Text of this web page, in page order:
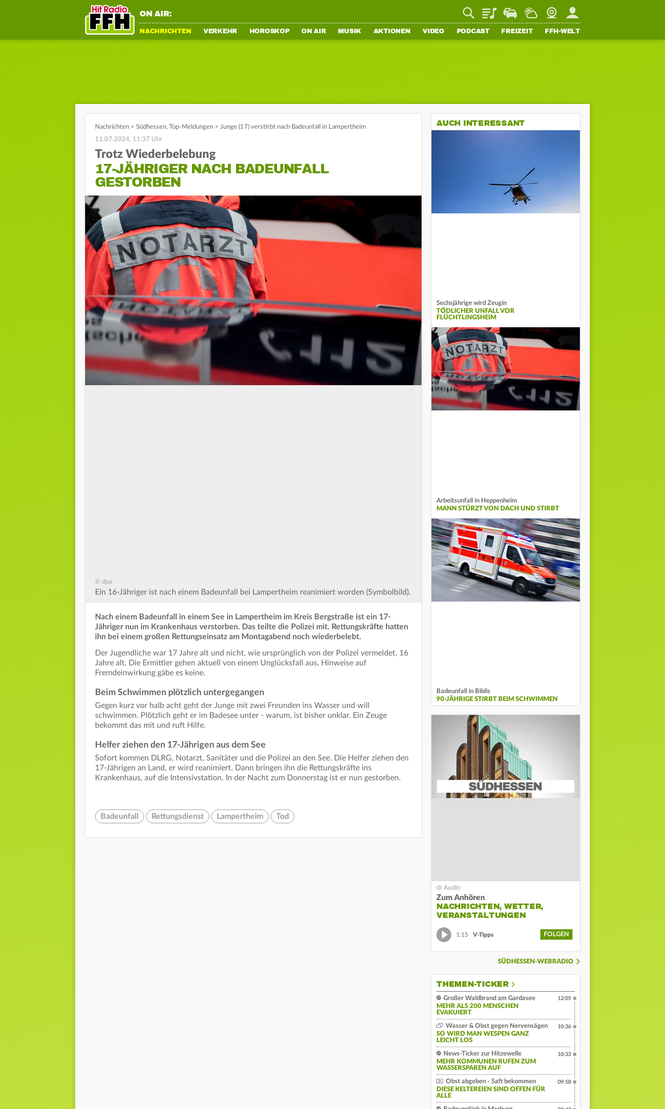
ON AIR: PlaylistStaupilotWetterWebcamMein FFH
NACHRICHTEN VERKEHR HOROSKOP ON AIR MUSIK AKTIONEN VIDEO PODCAST FREIZEIT FFH-WELT
Nachrichten > Südhessen, Top-Meldungen > Junge (17) verstirbt nach Badeunfall in Lampertheim
11.07.2024, 11:37 Uhr
Trotz Wiederbelebung
17-JÄHRIGER NACH BADEUNFALL
GESTORBEN
© dpa
Ein 16-Jähriger ist nach einem Badeunfall bei Lampertheim reanimiert worden (Symbolbild).
Nach einem Badeunfall in einem See in Lampertheim im Kreis Bergstraße ist ein 17-
Jähriger nun im Krankenhaus verstorben. Das teilte die Polizei mit. Rettungskräfte hatten
ihn bei einem großen Rettungseinsatz am Montagabend noch wiederbelebt.
Der Jugendliche war 17 Jahre alt und nicht, wie ursprünglich von der Polizei vermeldet, 16
Jahre alt. Die Ermittler gehen aktuell von einem Unglücksfall aus, Hinweise auf
Fremdeinwirkung gäbe es keine.
Beim Schwimmen plötzlich untergegangen
Gegen kurz vor halb acht geht der Junge mit zwei Freunden ins Wasser und will
schwimmen. Plötzlich geht er im Badesee unter - warum, ist bisher unklar. Ein Zeuge
bekommt das mit und ruft Hilfe.
Helfer ziehen den 17-Jährigen aus dem See
Sofort kommen DLRG, Notarzt, Sanitäter und die Polizei an den See. Die Helfer ziehen den
17-Jährigen an Land, er wird reanimiert. Dann bringen ihn die Rettungskräfte ins
Krankenhaus, auf die Intensivstation. In der Nacht zum Donnerstag ist er nun gestorben.
Badeunfall Rettungsdienst Lampertheim Tod
AUCH INTERESSANT
Sechsjährige wird Zeugin
TÖDLICHER UNFALL VOR
FLÜCHTLINGSHEIM
Arbeitsunfall in Heppenheim
MANN STÜRZT VON DACH UND STIRBT
Badeunfall in Biblis
90-JÄHRIGE STIRBT BEIM SCHWIMMEN
Zum Anhören
NACHRICHTEN, WETTER,
VERANSTALTUNGEN
1:15 V-Tipps FOLGEN
SÜDHESSEN-WEBRADIO
THEMEN-TICKER
Großer Waldbrand am Gardasee
MEHR ALS 200 MENSCHEN
EVAKUIERT
12:05
Wasser & Obst gegen Nervensägen
SO WIRD MAN WESPEN GANZ
LEICHT LOS
10:36
News-Ticker zur Hitzewelle
MEHR KOMMUNEN RUFEN ZUM
WASSERSPAREN AUF
10:33
Obst abgeben - Saft bekommen
DIESE KELTEREIEN SIND OFFEN FÜR
ALLE
09:58